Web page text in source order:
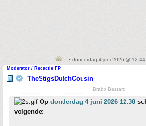
• donderdag 4 juni 2026 @ 12:44
Moderator / Redactie FP
TheStigsDutchCousin
Brabo Bastard
Op donderdag 4 juni 2026 12:38
volgende: